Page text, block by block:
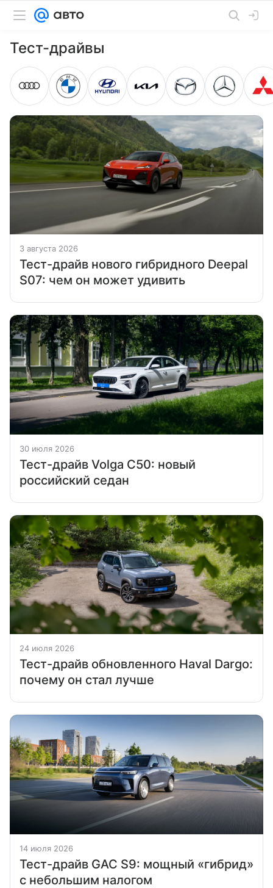
Тест-драйвы
3 августа 2026
Тест-драйв нового гибридного Deepal
S07: чем он может удивить
30 июля 2026
Тест-драйв Volga C50: новый
российский седан
24 июля 2026
Тест-драйв обновленного Haval Dargo:
почему он стал лучше
14 июля 2026
Тест-драйв GAC S9: мощный «гибрид»
с небольшим налогом